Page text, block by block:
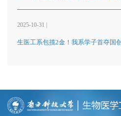
2025-10-31 |
生医工系包揽2金！我系学子首夺国